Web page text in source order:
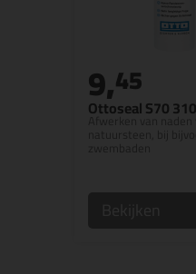
Ottoseal S70
Afwerken van naden
9,45